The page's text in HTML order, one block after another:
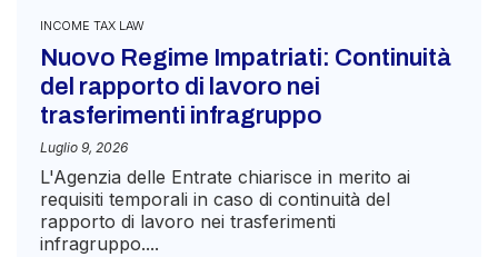
INCOME TAX LAW
Nuovo Regime Impatriati: Continuità
del rapporto di lavoro nei
trasferimenti infragruppo
Luglio 9, 2026
L'Agenzia delle Entrate chiarisce in merito ai
requisiti temporali in caso di continuità del
rapporto di lavoro nei trasferimenti
infragruppo....